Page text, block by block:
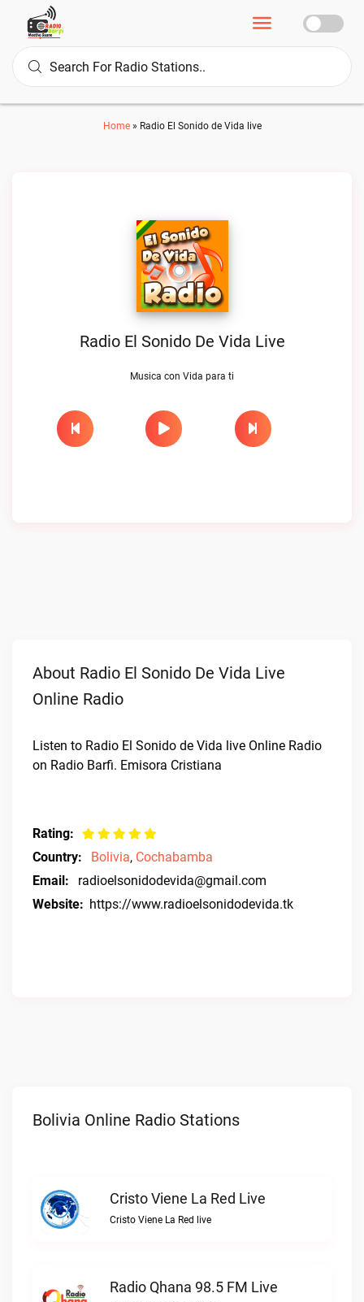
Home» Radio El Sonido de Vida live
Radio El Sonido De Vida Live
Musica con Vida para ti
About Radio El Sonido De Vida Live
Online Radio
Listen to Radio El Sonido de Vida live Online Radio
on Radio Barfi. Emisora Cristiana
Rating:
Country:
Bolivia, Cochabamba
Email:
radioelsonidodevida@gmail.com
Website: https://www.radioelsonidodevida.tk
Bolivia Online Radio Stations
Cristo Viene La Red Live
Cristo Viene La Red live
Radio Qhana 98.5 FM Live